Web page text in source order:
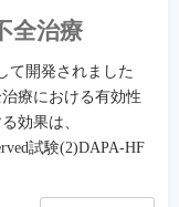
全治療
て開発されました
療における有効性
効果は、
試験(2)DAPA-HF